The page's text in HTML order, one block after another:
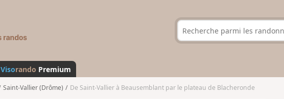
s
a
n
d
Visorando Premium
Saint-Vallier (Drôme) De Saint-Vallier à Beausemblant par le plateau de Blacheronde